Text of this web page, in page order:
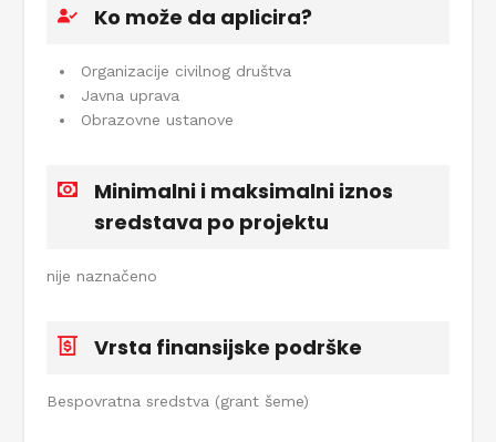
Ko može da aplicira?
Organizacije civilnog društva
Javna uprava
Obrazovne ustanove
Minimalni i maksimalni iznos
sredstava po projektu
nije naznačeno
Vrsta finansijske podrške
Bespovratna sredstva (grant šeme)